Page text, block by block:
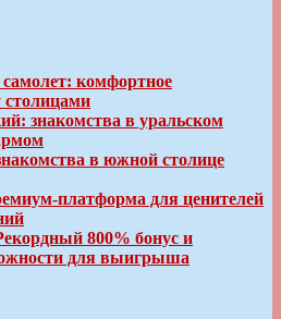
комфортное
столицами
знакомства в уральском
в южной столице
платформа для ценителей
800% бонус и
для выигрыша